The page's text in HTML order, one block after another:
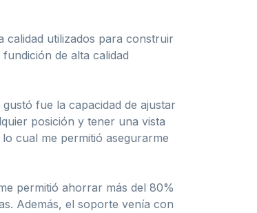
calidad utilizados para construir
de alta calidad
fue la capacidad de ajustar
posición y tener una vista
cual me permitió asegurarme
permitió ahorrar más del 80%
Además, el soporte venía con